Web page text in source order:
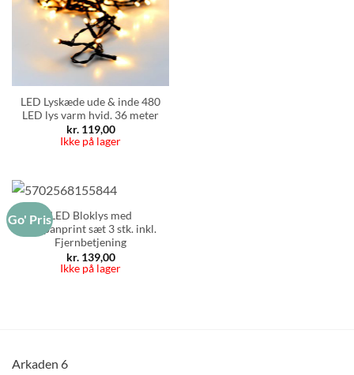
LED Lyskæde ude & inde 480
LED lys varm hvid. 36 meter
kr.119,00
Ikke på lager
Go' PrisLED Bloklys med
Tulipanprint sæt 3 stk. inkl.
Fjernbetjening
kr.139,00
Ikke på lager
Arkaden 6